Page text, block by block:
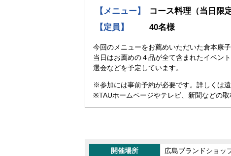
【メニュー】
コース料理（当日限
【定員】
40名様
今回のメニューをお薦めいただいた倉本康
当日はお薦めの４品が全て含まれたイベン
選会などを予定しています。
※参加には事前予約が必要です。詳しくは
※TAUホームページやテレビ、新聞などの取
開催場所 広島ブランドショッ